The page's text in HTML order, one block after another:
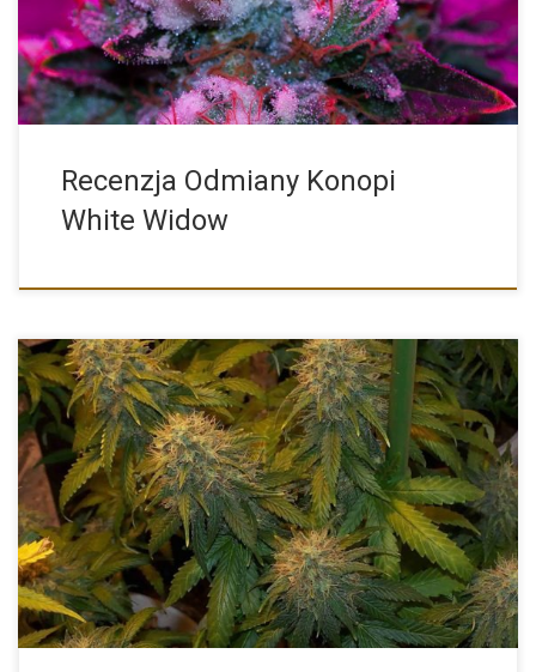
Recenzja Odmiany Konopi
White Widow
Skunk jest bez wątpienia jedną z najbardziej znanych odmian
marihuany […]